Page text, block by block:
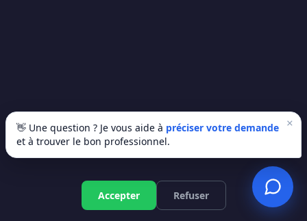
Accepter Refuser
Orp-Jauche(8.4 km) Waremme(12.6 km)
Éghezée(14.5 km) Jodoigne(15.8 km)
Wanze(18.2 km) Perwez(19 km) Huy(20.3 km)
×
👋 Une question ? Je vous aide à préciser votre demande
et à trouver le bon professionnel.